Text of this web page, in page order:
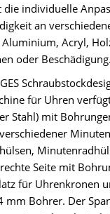
individuelle
an
Aluminium, Acryl,
oder Beschädigung.
für Uhren
Stahl) mit
Seite mit
für Uhrenkronen
mm Bohrer. Der